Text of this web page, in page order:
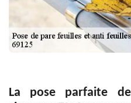
La pose parfaite